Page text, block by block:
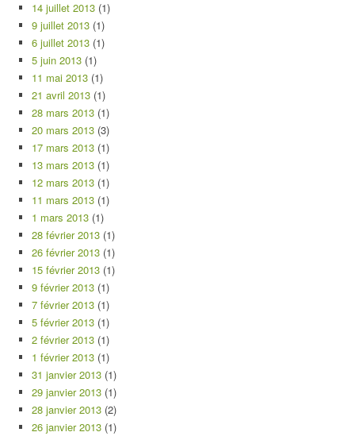
14 juillet 2013 (1)
9 juillet 2013 (1)
6 juillet 2013 (1)
5 juin 2013 (1)
11 mai 2013 (1)
21 avril 2013 (1)
28 mars 2013 (1)
20 mars 2013 (3)
17 mars 2013 (1)
13 mars 2013 (1)
12 mars 2013 (1)
11 mars 2013 (1)
1 mars 2013 (1)
28 février 2013 (1)
26 février 2013 (1)
15 février 2013 (1)
9 février 2013 (1)
7 février 2013 (1)
5 février 2013 (1)
2 février 2013 (1)
1 février 2013 (1)
31 janvier 2013 (1)
29 janvier 2013 (1)
28 janvier 2013 (2)
26 janvier 2013 (1)